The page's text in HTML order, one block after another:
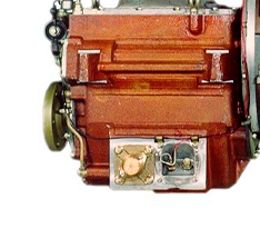
Корпусы
Фильтрующие
Фильтры
Фонари
ЧН 25/34
Шкода 6S-160
Шкода-275
Электродвигатели